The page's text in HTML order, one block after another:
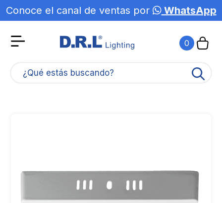
Conoce el canal de ventas por WhatsApp
0
¿Qué estás buscando?